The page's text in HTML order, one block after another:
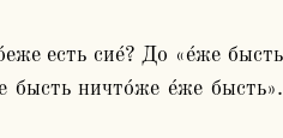
ничто́же е́же